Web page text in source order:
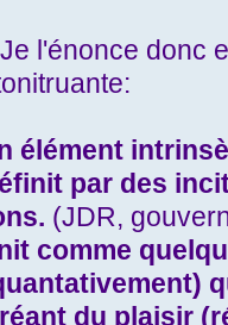
l'énonce donc
élément
par des
(JDR,
comme
du plaisir